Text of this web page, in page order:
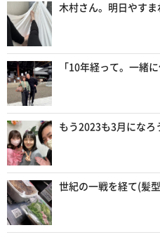
木村さん。明日やすま
「10年経って。一緒
もう2023も3月になろ
世紀の一戦を経て(髪